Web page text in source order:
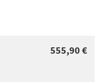
555,90 €